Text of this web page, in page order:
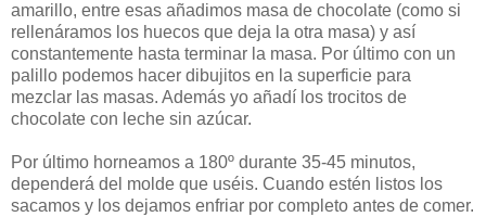
amarillo, entre esas añadimos masa de chocolate (como si
rellenáramos los huecos que deja la otra masa) y así
constantemente hasta terminar la masa. Por último con un
palillo podemos hacer dibujitos en la superficie para
mezclar las masas. Además yo añadí los trocitos de
chocolate con leche sin azúcar.
Por último horneamos a 180º durante 35-45 minutos,
dependerá del molde que uséis. Cuando estén listos los
sacamos y los dejamos enfriar por completo antes de comer.